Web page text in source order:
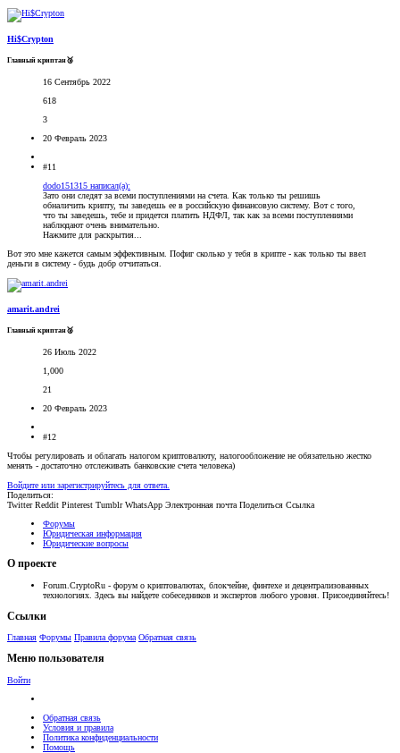
Hi$Crypton
Главный криптан🥉
16 Сентябрь 2022
618
3
20 Февраль 2023
#11
dodo151315 написал(а):
Зато они следят за всеми поступлениями на счета. Как только ты решишь
обналичить крипту, ты заведешь ее в российскую финансовую систему. Вот с того,
что ты заведешь, тебе и придется платить НДФЛ, так как за всеми поступлениями
наблюдают очень внимательно.
Нажмите для раскрытия...
Вот это мне кажется самым эффективным. Пофиг сколько у тебя в крипте - как только ты ввел
деньги в систему - будь добр отчитаться.
amarit.andrei
Главный криптан🥈
26 Июль 2022
1,000
21
20 Февраль 2023
#12
Чтобы регулировать и облагать налогом криптовалюту, налогообложение не обязательно жестко
менять - достаточно отслеживать банковские счета человека)
Войдите или зарегистрируйтесь для ответа.
Поделиться:
Twitter Reddit Pinterest Tumblr WhatsApp Электронная почта Поделиться Ссылка
Форумы
Юридическая информация
Юридические вопросы
О проекте
Forum.CryptoRu - форум о криптовалютах, блокчейне, финтехе и децентрализованных
технологиях. Здесь вы найдете собеседников и экспертов любого уровня. Присоединяйтесь!
Ссылки
Главная Форумы Правила форума Обратная связь
Меню пользователя
Войти
Обратная связь
Условия и правила
Политика конфиденциальности
Помощь